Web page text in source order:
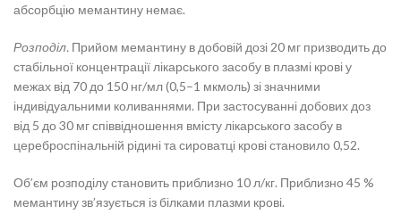
абсорбцію мемантину немає.
Розподіл. Прийом мемантину в добовій дозі 20 мг призводить до
стабільної концентрації лікарського засобу в плазмі крові у
межах від 70 до 150 нг/мл (0,5–1 мкмоль) зі значними
індивідуальними коливаннями. При застосуванні добових доз
від 5 до 30 мг співвідношення вмісту лікарського засобу в
цереброспінальній рідині та сироватці крові становило 0,52.
Об’єм розподілу становить приблизно 10 л/кг. Приблизно 45 %
мемантину зв’язується із білками плазми крові.